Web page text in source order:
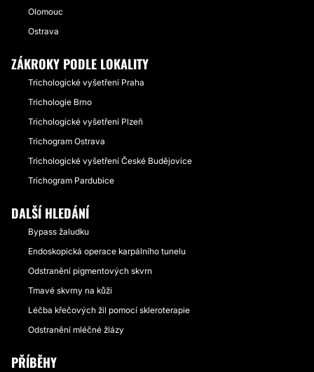
Olomouc
Ostrava
ZÁKROKY PODLE LOKALITY
Trichologické vyšetření Praha
Trichologie Brno
Trichologické vyšetření Plzeň
Trichogram Ostrava
Trichologické vyšetření České Budějovice
Trichogram Pardubice
DALŠÍ HLEDÁNÍ
Bypass žaludku
Endoskopická operace karpálního tunelu
Odstranění pigmentových skvrn
Tmavé skvrny na kůži
Léčba křečových žil pomocí skleroterapie
Odstranění mléčné žlázy
PŘÍBĚHY